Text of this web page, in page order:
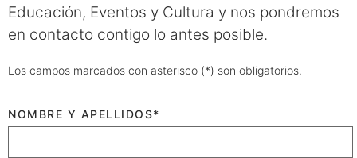
Educación, Eventos y Cultura y nos pondremos
en contacto contigo lo antes posible.
Los campos marcados con asterisco (*) son obligatorios.
NOMBRE Y APELLIDOS*